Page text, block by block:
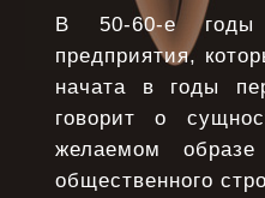
В 50-60-е годы
предприятия,
начата в годы
говорит о
желаемом
общественного